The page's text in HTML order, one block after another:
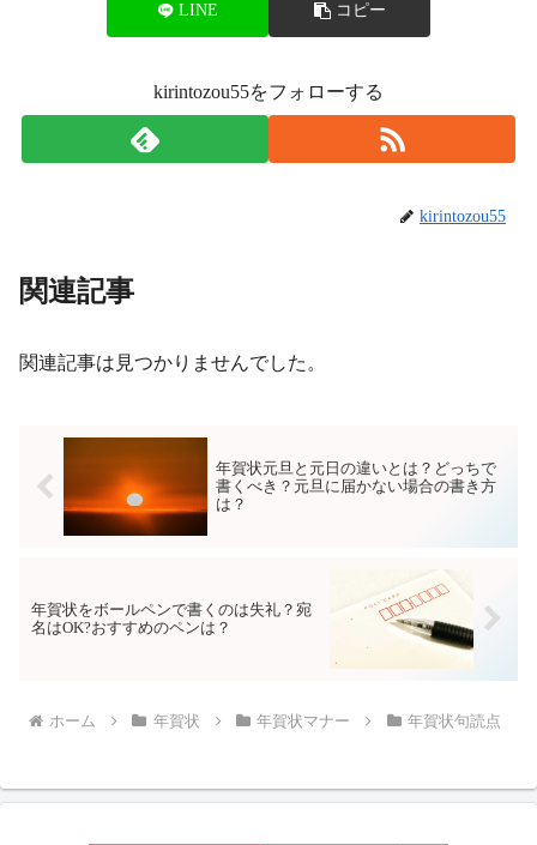
LINE コピー
kirintozou55をフォローする
kirintozou55
関連記事
関連記事は見つかりませんでした。
年賀状元旦と元日の違いとは？どっちで
書くべき？元旦に届かない場合の書き方
は？
年賀状をボールペンで書くのは失礼？宛
名はOK?おすすめのペンは？
ホーム 年賀状 年賀状マナー 年賀状句読点